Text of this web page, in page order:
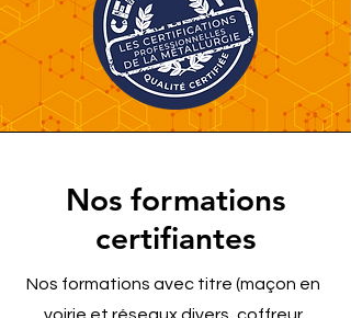
Nos formations
certifiantes
Nos formations avec titre (maçon en